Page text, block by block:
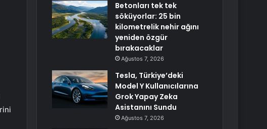
Betonları tek tek
söküyorlar: 25 bin
kilometrelik nehir ağını
yeniden özgür
bırakacaklar
Ağustos 7, 2026
Tesla, Türkiye’deki
Model Y Kullanıcılarına
Grok Yapay Zeka
Asistanını Sundu
Ağustos 7, 2026